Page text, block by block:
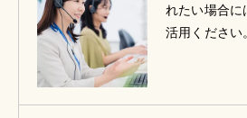
れたい場合に
活用ください